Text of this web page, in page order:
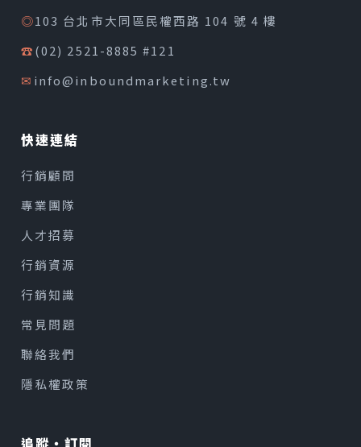
◎103 台北市大同區民權西路 104 號 4 樓
☎(02) 2521-8885 #121
✉ info@inboundmarketing.tw
快速連結
行銷顧問
專業團隊
人才招募
行銷資源
行銷知識
常見問題
聯絡我們
隱私權政策
追蹤・訂閱